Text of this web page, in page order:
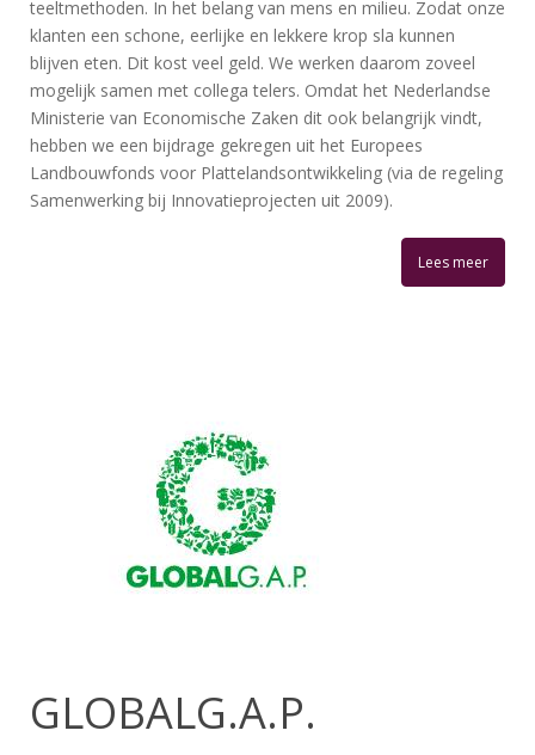
teeltmethoden. In het belang van mens en milieu. Zodat onze
klanten een schone, eerlijke en lekkere krop sla kunnen
blijven eten. Dit kost veel geld. We werken daarom zoveel
mogelijk samen met collega telers. Omdat het Nederlandse
Ministerie van Economische Zaken dit ook belangrijk vindt,
hebben we een bijdrage gekregen uit het Europees
Landbouwfonds voor Plattelandsontwikkeling (via de regeling
Samenwerking bij Innovatieprojecten uit 2009).
Lees meer
GLOBALG.A.P.